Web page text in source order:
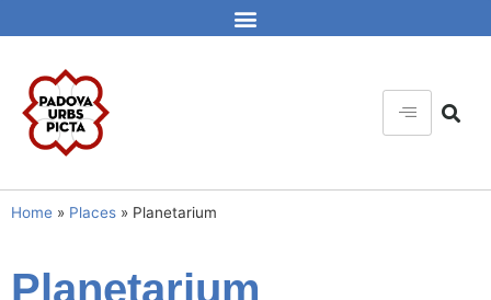
Home » Places » Planetarium
Planetarium